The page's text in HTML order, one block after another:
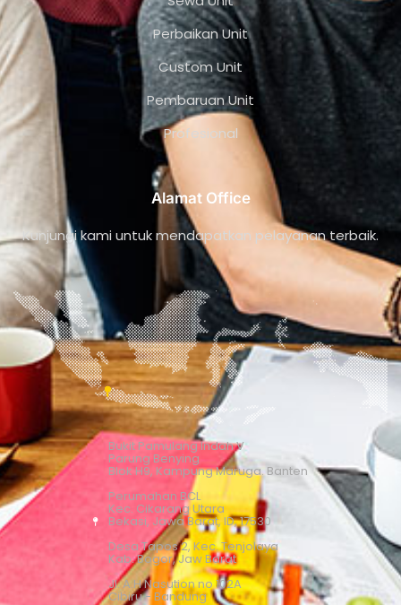
Perbaikan Unit
Custom Unit
Pembaruan Unit
Profesional
Alamat Office
Kunjungi kami untuk mendapatkan pelayanan terbaik.
Bukit Pamulang Indah V
Parung Benying
Blok H9, Kampung Maruga. Banten
Perumahan BCL
Kec. Cikarang Utara
Bekasi, Jawa Barat, ID, 17530
Desa Tapos 2, Kec. Tenjolaya
Kab. Bogor, Jaw Barat
Jl. A.H Nasution no 102A
Cibiru - Bandung